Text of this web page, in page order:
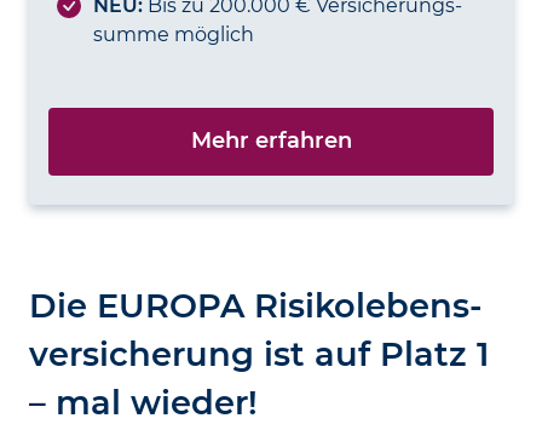
NEU: Bis zu 200.000 € Versicherungs­
summe möglich
Mehr erfahren
Die EUROPA Risiko­lebens­
versicherung ist auf Platz 1
– mal wieder!